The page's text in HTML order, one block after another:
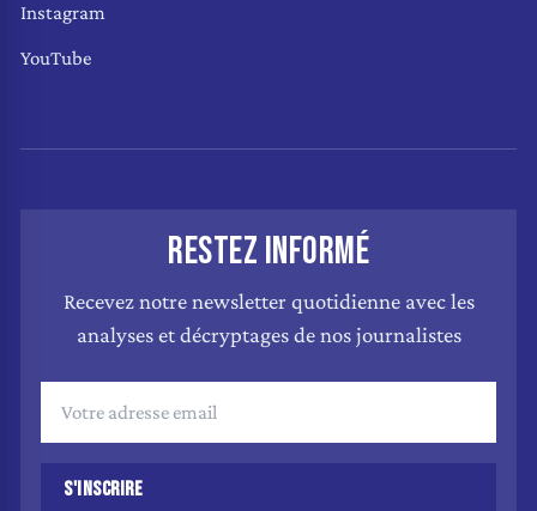
Instagram
YouTube
RESTEZ INFORMÉ
Recevez notre newsletter quotidienne avec les
analyses et décryptages de nos journalistes
S'INSCRIRE